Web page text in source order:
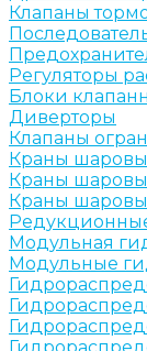
Клапаны
Регуляторы
Блоки
Диверторы
Клапаны
Краны
Краны
Краны
Модульная
Модульные